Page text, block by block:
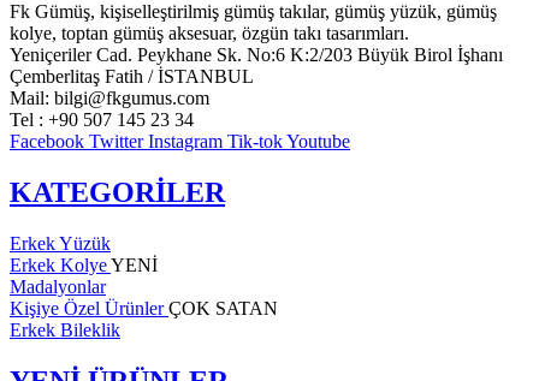
Fk Gümüş, kişiselleştirilmiş gümüş takılar, gümüş yüzük, gümüş
kolye, toptan gümüş aksesuar, özgün takı tasarımları.
Yeniçeriler Cad. Peykhane Sk. No:6 K:2/203 Büyük Birol İşhanı
Çemberlitaş Fatih / İSTANBUL
Mail: bilgi@fkgumus.com
Tel : +90 507 145 23 34
Facebook Twitter Instagram Tik-tokYoutube
KATEGORİLER
Erkek Yüzük
Erkek KolyeYENİ
Madalyonlar
Kişiye Özel ÜrünlerÇOK SATAN
Erkek Bileklik